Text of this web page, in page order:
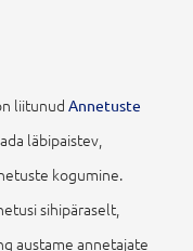
liitunudAnnetuste
läbipaistev,
kogumine.
sihipäraselt,
austame annetajate